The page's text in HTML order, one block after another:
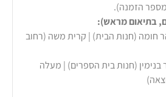
בתיאום מראש):
חומה (חנות הבית) | קרית משה (רחוב
(חנות בית הספרים) | מעלה